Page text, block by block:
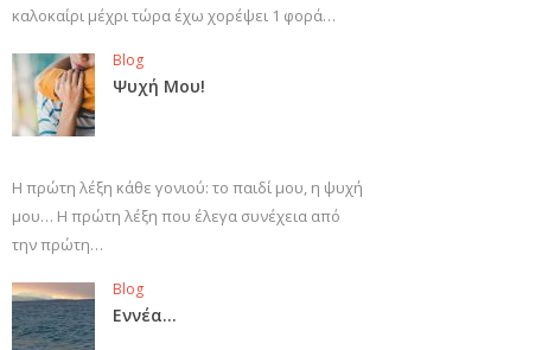
καλοκαίρι μέχρι τώρα έχω χορέψει 1 φορά…
Blog
Ψυχή Μου!
Η πρώτη λέξη κάθε γονιού: το παιδί μου, η ψυχή
μου… Η πρώτη λέξη που έλεγα συνέχεια από
την πρώτη…
Blog
Εννέα…